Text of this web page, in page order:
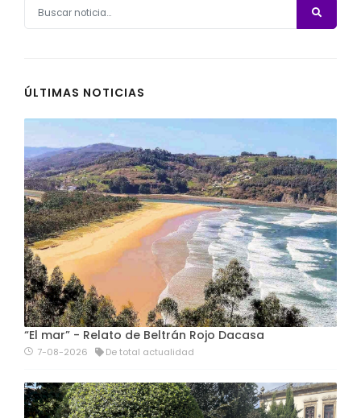
ÚLTIMAS NOTICIAS
“El mar” - Relato de Beltrán Rojo Dacasa
7-08-2026 De total actualidad